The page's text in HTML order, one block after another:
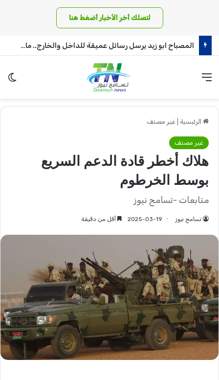
لتصلك أخر الأخبار أضغط هنا
المصباح ابو زيد يرسل رسائل عميقة للداخل والخارج.. ماذا قال !!
القائمة
الرئيسية غير مصنف
غير مصنف
هلاك أخطر قادة الدعم السريع
بوسط الخرطوم
متابعات -تسامح نيوز
تسامح نيوز 2025-03-19 أقل من دقيقة